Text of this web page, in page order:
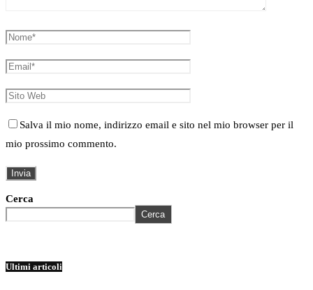
Salva il mio nome, indirizzo email e sito nel mio browser per il
mio prossimo commento.
Cerca
Cerca
Ultimi articoli